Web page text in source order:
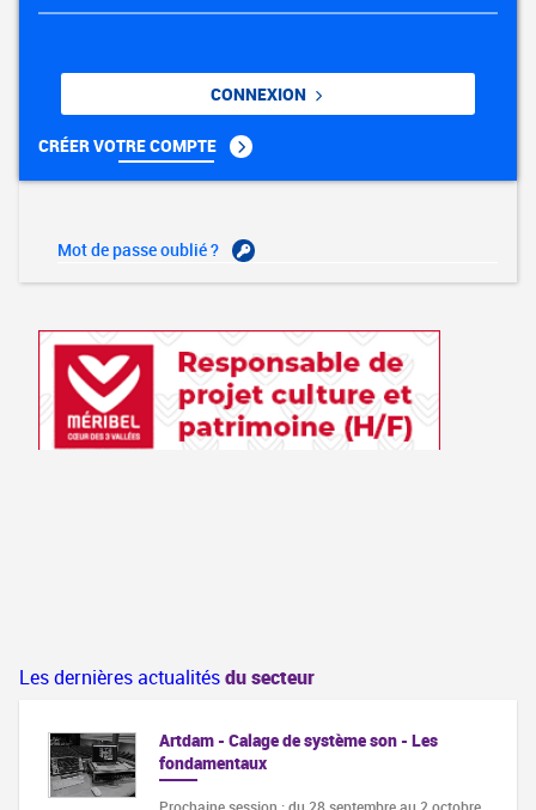
CONNEXION
CRÉER VOTRE COMPTE
Mot de passe oublié ?
Les dernières actualitésdu secteur
Artdam - Calage de système son - Les
fondamentaux